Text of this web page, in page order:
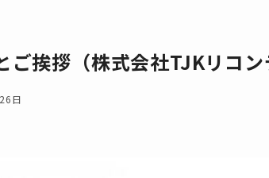
挨拶（株式会社TJKリコン
日